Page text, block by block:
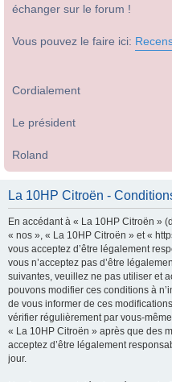
échanger sur le forum !
Vous pouvez le faire ici:
Cordialement
Le président
Roland
La 10HP Citroën -
En accédant à « La 10HP Citroën »
« nos », « La 10HP Citroën » et «
vous acceptez d’être légalement
vous n’acceptez pas d’être
suivantes, veuillez ne pas utiliser et
pouvons modifier ces conditions à
de vous informer de ces
vérifier régulièrement par vous-
« La 10HP Citroën » après que des
acceptez d’être légalement
jour.